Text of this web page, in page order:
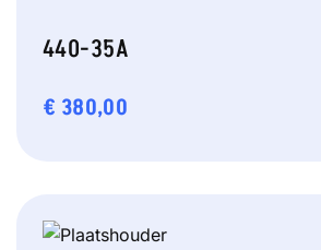
440-35A
€ 380,00